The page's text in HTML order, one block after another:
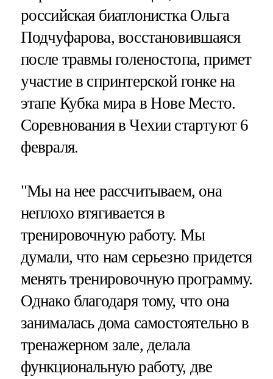
российская биатлонистка Ольга
Подчуфарова, восстановившаяся
после травмы голеностопа, примет
участие в спринтерской гонке на
этапе Кубка мира в Нове Место.
Соревнования в Чехии стартуют 6
февраля.
"Мы на нее рассчитываем, она
неплохо втягивается в
тренировочную работу. Мы
думали, что нам серьезно придется
менять тренировочную программу.
Однако благодаря тому, что она
занималась дома самостоятельно в
тренажерном зале, делала
функциональную работу, две